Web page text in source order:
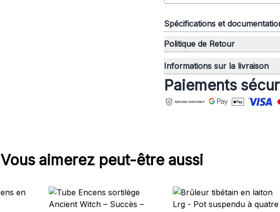
Spécifications et
Politique de Retour
Informations sur la livraison
Paiements
Vous aimerez peut-être aussi